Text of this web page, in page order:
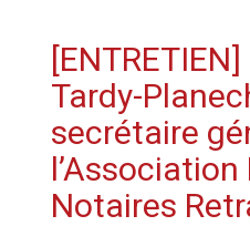
Tardy-
secrétaire
Notaires